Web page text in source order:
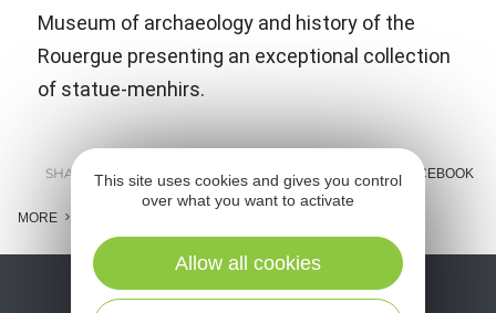
Museum of archaeology and history of the
Rouergue presenting an exceptional collection
of statue-menhirs.
SHARE : MESSENGER FACEBOOK
MORE
This site uses cookies and gives you control
over what you want to activate
Allow all cookies